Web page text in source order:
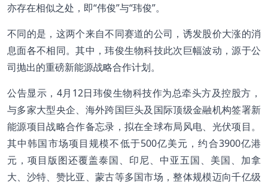
亦存在相似之处，即“伟俊”与“玮俊”。
不同的是，这两个来自不同赛道的公司，诱发股价大涨的消
息面各不相同。其中，玮俊生物科技此次巨幅波动，源于公
司抛出的重磅新能源战略合作计划。
公告显示，4月12日玮俊生物科技作为总牵头方及控股方，
与多家大型央企、海外跨国巨头及国际顶级金融机构签署新
能源项目战略合作备忘录，拟在全球布局风电、光伏项目。
其中韩国市场项目规模不低于500亿美元，约合3900亿港
元，项目版图还覆盖泰国、印尼、中亚五国、美国、加拿
大、沙特、赞比亚、蒙古等多国市场，整体规模迈向千亿级